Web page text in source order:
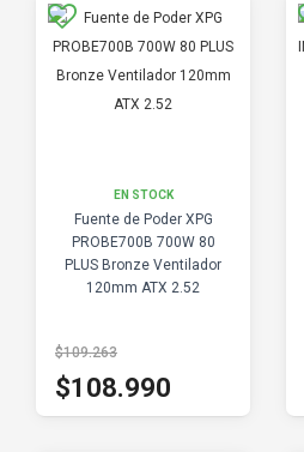
EN STOCK
Fuente de Poder XPG
PROBE700B 700W 80
PLUS Bronze Ventilador
120mm ATX 2.52
$109.263
$108.990